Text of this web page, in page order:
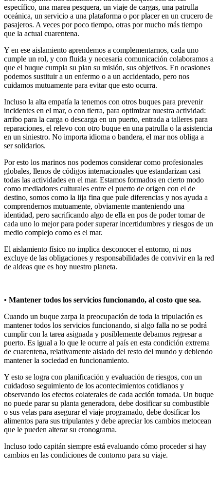
específico, una marea pesquera, un viaje de cargas, una patrulla
oceánica, un servicio a una plataforma o por placer en un crucero de
pasajeros. A veces por poco tiempo, otras por mucho más tiempo
que la actual cuarentena.
Y en ese aislamiento aprendemos a complementarnos, cada uno
cumple un rol, y con fluida y necesaria comunicación colaboramos a
que el buque cumpla su plan su misión, sus objetivos. En ocasiones
podemos sustituir a un enfermo o a un accidentado, pero nos
cuidamos mutuamente para evitar que esto ocurra.
Incluso la alta empatía la tenemos con otros buques para prevenir
incidentes en el mar, o con tierra, para optimizar nuestra actividad:
arribo para la carga o descarga en un puerto, entrada a talleres para
reparaciones, el relevo con otro buque en una patrulla o la asistencia
en un siniestro. No importa idioma o bandera, el mar nos obliga a
ser solidarios.
Por esto los marinos nos podemos considerar como profesionales
globales, llenos de códigos internacionales que estandarizan casi
todas las actividades en el mar. Estamos formados en cierto modo
como mediadores culturales entre el puerto de origen con el de
destino, somos como la lija fina que pule diferencias y nos ayuda a
comprendernos mutuamente, obviamente manteniendo una
identidad, pero sacrificando algo de ella en pos de poder tomar de
cada uno lo mejor para poder superar incertidumbres y riesgos de un
medio complejo como es el mar.
El aislamiento físico no implica desconocer el entorno, ni nos
excluye de las obligaciones y responsabilidades de convivir en la red
de aldeas que es hoy nuestro planeta.
• Mantener todos los servicios funcionando, al costo que sea.
Cuando un buque zarpa la preocupación de toda la tripulación es
mantener todos los servicios funcionando, si algo falla no se podrá
cumplir con la tarea asignada y posiblemente debamos regresar a
puerto. Es igual a lo que le ocurre al país en esta condición extrema
de cuarentena, relativamente aislado del resto del mundo y debiendo
mantener la sociedad en funcionamiento.
Y esto se logra con planificación y evaluación de riesgos, con un
cuidadoso seguimiento de los acontecimientos cotidianos y
observando los efectos colaterales de cada acción tomada. Un buque
no puede parar su planta generadora, debe dosificar su combustible
o sus velas para asegurar el viaje programado, debe dosificar los
alimentos para sus tripulantes y debe apreciar los cambios metocean
que le pueden alterar su cronograma.
Incluso todo capitán siempre está evaluando cómo proceder si hay
cambios en las condiciones de contorno para su viaje.